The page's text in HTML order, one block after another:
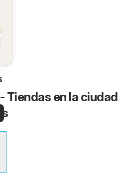
Tiendas en la ciudad